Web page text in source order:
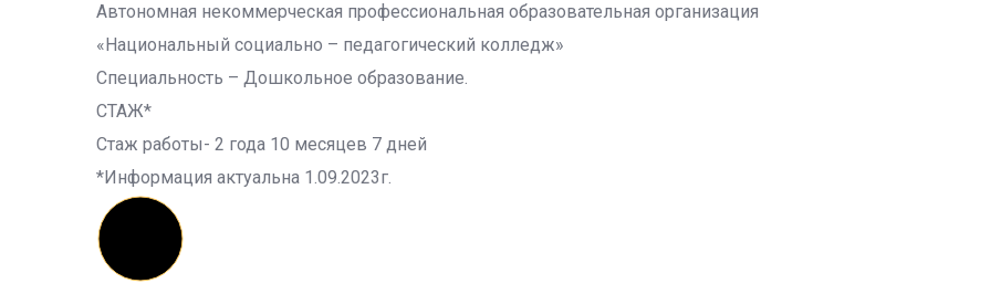
Автономная некоммерческая профессиональная образовательная организация
«Национальный социально – педагогический колледж»
Специальность – Дошкольное образование.
СТАЖ*
Стаж работы- 2 года 10 месяцев 7 дней
*Информация актуальна 1.09.2023г.